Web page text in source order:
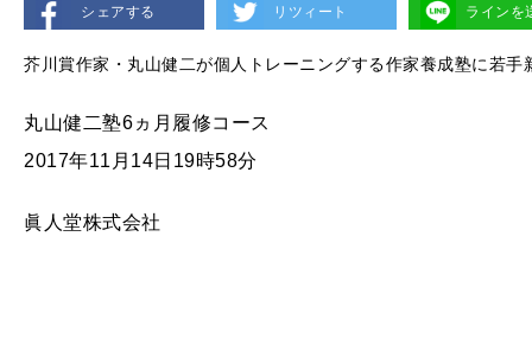
シェアする リツィート ラインを
芥川賞作家・丸山健二が個人トレーニングする作家養成塾に若
丸山健二塾6ヵ月履修コース
2017年11月14日19時58分
眞人堂株式会社